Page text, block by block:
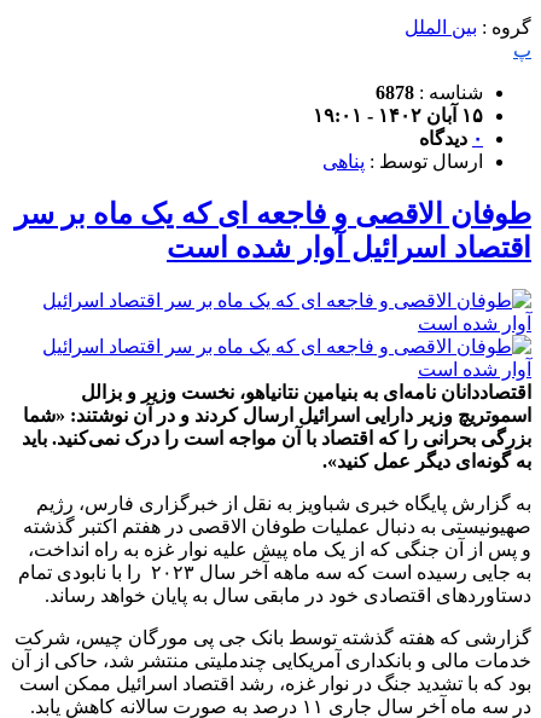
گروه : بین الملل
پ
شناسه : 6878
۱۵ آبان ۱۴۰۲ - ۱۹:۰۱
۰ دیدگاه
ارسال توسط : پناهی
طوفان الاقصی و فاجعه ای که یک ماه بر سر
اقتصاد اسرائیل آوار شده است
اقتصاددانان نامه‌ای به بنیامین نتانیاهو، نخست وزیر و بزالل
اسموتریچ وزیر دارایی اسرائیل ارسال کردند و در آن نوشتند: «شما
بزرگی بحرانی را که اقتصاد با آن مواجه است را درک نمی‌کنید. باید
به گونه‌ای دیگر عمل کنید».
به گزارش پایگاه خبری شباویز به نقل از خبرگزاری فارس، رژیم
صهیونیستی به دنبال عملیات طوفان الاقصی در هفتم اکتبر گذشته
و پس از آن جنگی که از یک ماه پیش علیه نوار غزه به راه انداخت،
به جایی رسیده است که سه ماهه آخر سال ۲۰۲۳ را با نابودی تمام
دستاوردهای اقتصادی خود در مابقی سال به پایان خواهد رساند.
گزارشی که هفته گذشته توسط بانک جی پی مورگان چیس، شرکت
خدمات مالی و بانکداری آمریکایی چندملیتی منتشر شد، حاکی از آن
بود که با تشدید جنگ در نوار غزه، رشد اقتصاد اسرائیل ممکن است
در سه ماه آخر سال جاری ۱۱ درصد به صورت سالانه کاهش یابد.